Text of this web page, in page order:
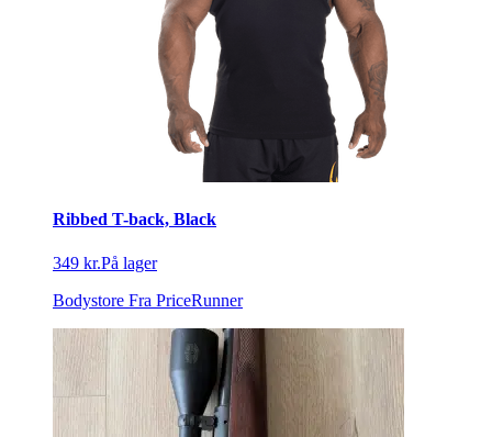
Ribbed T-back, Black
349 kr.På lager
Bodystore Fra PriceRunner